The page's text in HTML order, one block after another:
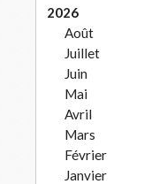
2026
Août
Juillet
Juin
Mai
Avril
Mars
Février
Janvier